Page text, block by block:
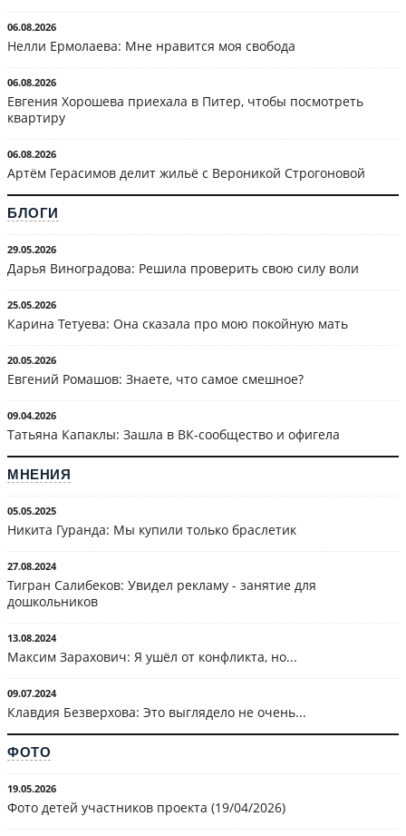
06.08.2026
Нелли Ермолаева: Мне нравится моя свобода
06.08.2026
Евгения Хорошева приехала в Питер, чтобы посмотреть
квартиру
06.08.2026
Артём Герасимов делит жильё с Вероникой Строгоновой
БЛОГИ
29.05.2026
Дарья Виноградова: Решила проверить свою силу воли
25.05.2026
Карина Тетуева: Она сказала про мою покойную мать
20.05.2026
Евгений Ромашов: Знаете, что самое смешное?
09.04.2026
Татьяна Капаклы: Зашла в ВК-сообщество и офигела
МНЕНИЯ
05.05.2025
Никита Гуранда: Мы купили только браслетик
27.08.2024
Тигран Салибеков: Увидел рекламу - занятие для
дошкольников
13.08.2024
Максим Зарахович: Я ушёл от конфликта, но...
09.07.2024
Клавдия Безверхова: Это выглядело не очень...
ФОТО
19.05.2026
Фото детей участников проекта (19/04/2026)